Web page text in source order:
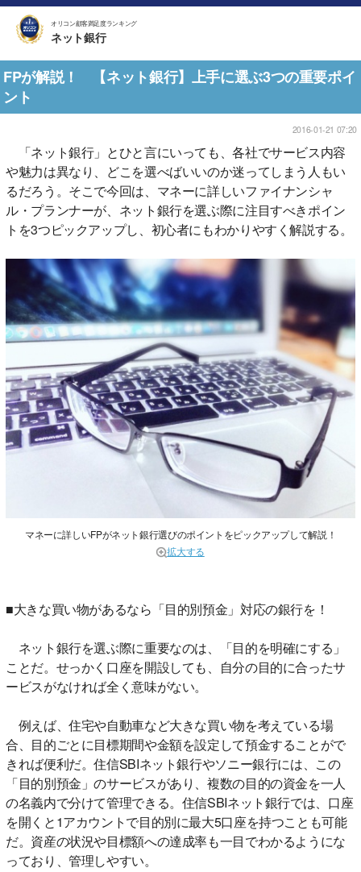
オリコン顧客満足度ランキング
ネット銀行
FPが解説！ 【ネット銀行】上手に選ぶ3つの重要ポイ
ント
2016-01-21 07:20
「ネット銀行」とひと言にいっても、各社でサービス内容
や魅力は異なり、どこを選べばいいのか迷ってしまう人もい
るだろう。そこで今回は、マネーに詳しいファイナンシャ
ル・プランナーが、ネット銀行を選ぶ際に注目すべきポイン
トを3つピックアップし、初心者にもわかりやすく解説する。
マネーに詳しいFPがネット銀行選びのポイントをピックアップして解説！
拡大する
■大きな買い物があるなら「目的別預金」対応の銀行を！
ネット銀行を選ぶ際に重要なのは、「目的を明確にする」
ことだ。せっかく口座を開設しても、自分の目的に合ったサ
ービスがなければ全く意味がない。
例えば、住宅や自動車など大きな買い物を考えている場
合、目的ごとに目標期間や金額を設定して預金することがで
きれば便利だ。住信SBIネット銀行やソニー銀行には、この
「目的別預金」のサービスがあり、複数の目的の資金を一人
の名義内で分けて管理できる。住信SBIネット銀行では、口座
を開くと1アカウントで目的別に最大5口座を持つことも可能
だ。資産の状況や目標額への達成率も一目でわかるようにな
っており、管理しやすい。